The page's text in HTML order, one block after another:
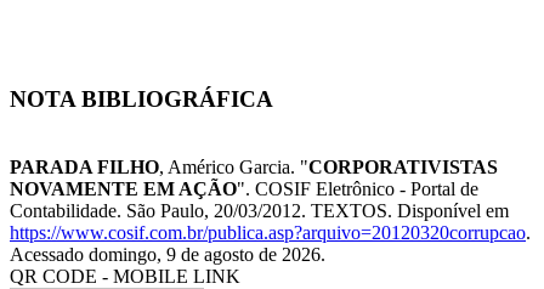
NOTA BIBLIOGRÁFICA
PARADA FILHO, Américo Garcia. "CORPORATIVISTAS
NOVAMENTE EM AÇÃO". COSIF Eletrônico - Portal de
Contabilidade. São Paulo, 20/03/2012. TEXTOS. Disponível em
https://www.cosif.com.br/publica.asp?arquivo=20120320corrupcao.
Acessado domingo, 9 de agosto de 2026.
QR CODE - MOBILE LINK